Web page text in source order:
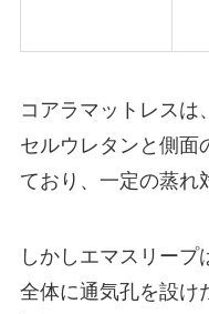
コアラマットレスは
セルウレタンと側面
ており、一定の蒸れ
しかしエマスリープ
全体に通気孔を設け